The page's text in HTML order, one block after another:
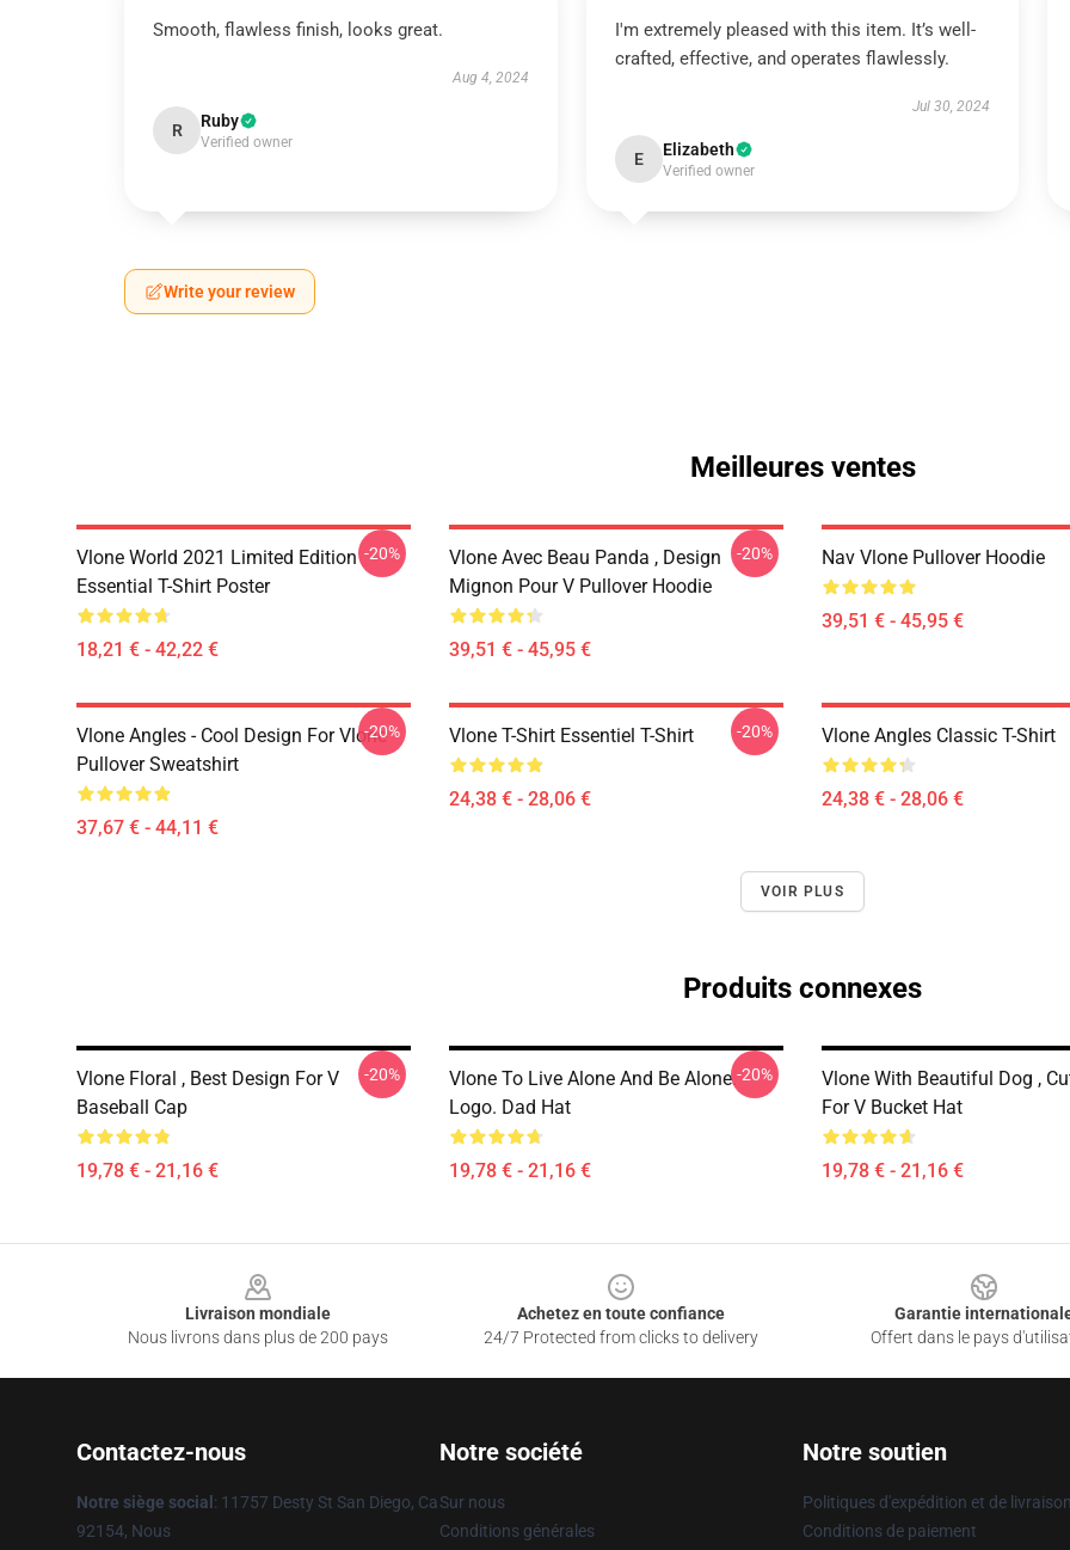
Smooth, flawless finish, looks great.
Aug 4, 2024
R Ruby
Verified owner
I'm extremely pleased with this item. It’s well-
crafted, effective, and operates flawlessly.
Jul 30, 2024
E Elizabeth
Verified owner
Write your review
Meilleures ventes
Vlone World 2021 Limited Edition
Essential T-Shirt Poster
18,21 € - 42,22 €
-20%
Vlone Avec Beau Panda , Design
Mignon Pour V Pullover Hoodie
39,51 € - 45,95 €
-20% Nav Vlone Pullover Hoodie
39,51 € - 45,95 €
Vlone Angles - Cool Design For Vlone
Pullover Sweatshirt
37,67 € - 44,11 €
-20% Vlone T-Shirt Essentiel T-Shirt
24,38 € - 28,06 €
-20% Vlone Angles Classic T-Shirt
24,38 € - 28,06 €
VOIR PLUS
Produits connexes
Vlone Floral , Best Design For V
Baseball Cap
19,78 € - 21,16 €
-20%
Vlone To Live Alone And Be Alone.
Logo. Dad Hat
19,78 € - 21,16 €
-20%
Vlone With Beautiful Dog ,
For V Bucket Hat
19,78 € - 21,16 €
Livraison mondiale
Nous livrons dans plus de 200 pays
Achetez en toute confiance
24/7 Protected from clicks to delivery
Garantie
Offert dans le pays
Contactez-nous
Notre siège social : 11757 Desty St San Diego, Ca
92154, Nous
Notre société
Sur nous
Conditions générales
Notre soutien
Politiques d'expédition et de livraison
Conditions de paiement